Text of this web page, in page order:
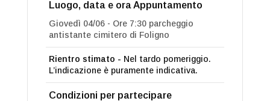
Luogo, data e ora Appuntamento
Giovedì 04/06 - Ore 7:30 parcheggio
antistante cimitero di Foligno
Rientro stimato - Nel tardo pomeriggio.
L’indicazione è puramente indicativa.
Condizioni per partecipare